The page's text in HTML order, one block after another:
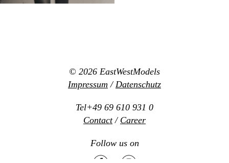
© 2026 EastWestModels
Impressum / Datenschutz
Tel+49 69 610 931 0
Contact/ Career
Follow us on